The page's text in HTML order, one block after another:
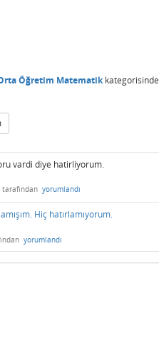
Öğretim Matematikkategorisinde
vardi diye hatirliyorum.
tarafından yorumlandı
Hiç hatırlamıyorum.
yorumlandı